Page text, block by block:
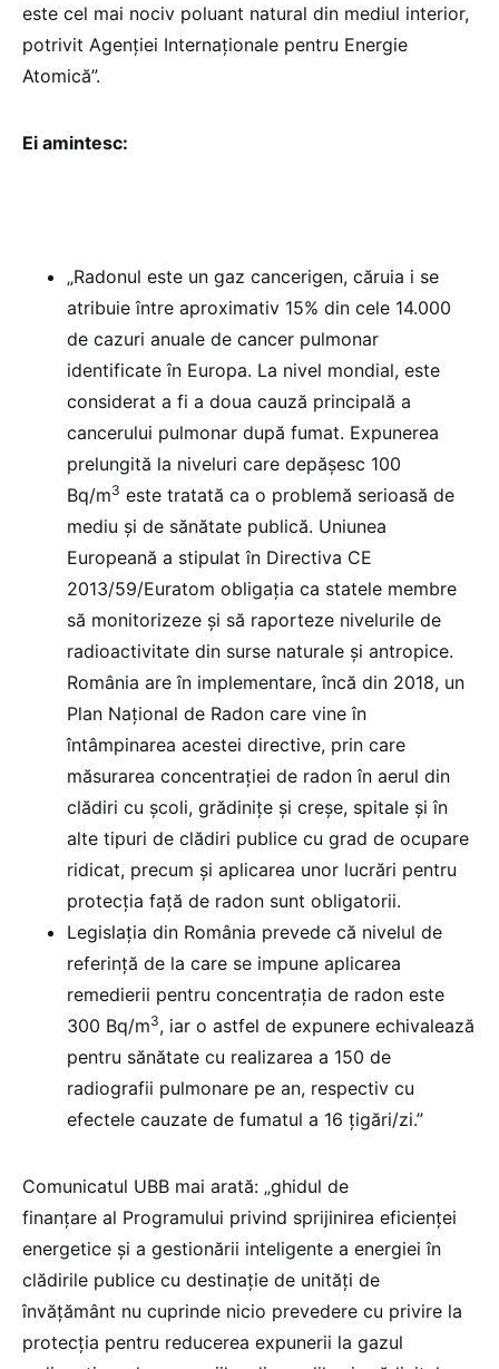
este cel mai nociv poluant natural din mediul interior,
potrivit Agenției Internaționale pentru Energie
Atomică”.
Ei amintesc:
„Radonul este un gaz cancerigen, căruia i se
atribuie între aproximativ 15% din cele 14.000
de cazuri anuale de cancer pulmonar
identificate în Europa. La nivel mondial, este
considerat a fi a doua cauză principală a
cancerului pulmonar după fumat. Expunerea
prelungită la niveluri care depășesc 100
Bq/m3 este tratată ca o problemă serioasă de
mediu şi de sănătate publică. Uniunea
Europeană a stipulat în Directiva CE
2013/59/Euratom obligația ca statele membre
să monitorizeze și să raporteze nivelurile de
radioactivitate din surse naturale și antropice.
România are în implementare, încă din 2018, un
Plan Național de Radon care vine în
întâmpinarea acestei directive, prin care
măsurarea concentraţiei de radon în aerul din
clădiri cu școli, grădinițe şi creşe, spitale şi în
alte tipuri de clădiri publice cu grad de ocupare
ridicat, precum şi aplicarea unor lucrări pentru
protecţia faţă de radon sunt obligatorii.
Legislaţia din România prevede că nivelul de
referinţă de la care se impune aplicarea
remedierii pentru concentraţia de radon este
300 Bq/m3, iar o astfel de expunere echivalează
pentru sănătate cu realizarea a 150 de
radiografii pulmonare pe an, respectiv cu
efectele cauzate de fumatul a 16 ţigări/zi.”
Comunicatul UBB mai arată: „ghidul de
finanțare al Programului privind sprijinirea eficienței
energetice și a gestionării inteligente a energiei în
clădirile publice cu destinație de unități de
învățământ nu cuprinde nicio prevedere cu privire la
protecția pentru reducerea expunerii la gazul